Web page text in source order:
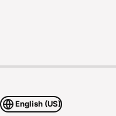
English (US)